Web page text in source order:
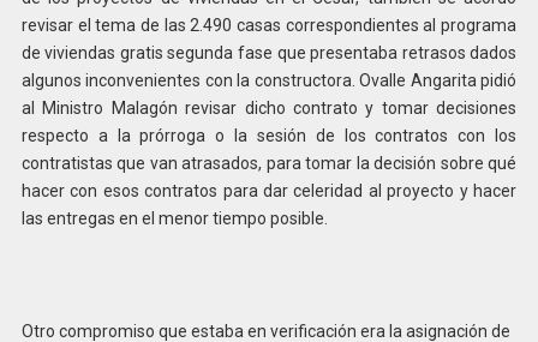
revisar el tema de las 2.490 casas correspondientes al programa
de viviendas gratis segunda fase que presentaba retrasos dados
algunos inconvenientes con la constructora. Ovalle Angarita pidió
al Ministro Malagón revisar dicho contrato y tomar decisiones
respecto a la prórroga o la sesión de los contratos con los
contratistas que van atrasados, para tomar la decisión sobre qué
hacer con esos contratos para dar celeridad al proyecto y hacer
las entregas en el menor tiempo posible.
Otro compromiso que estaba en verificación era la asignación de